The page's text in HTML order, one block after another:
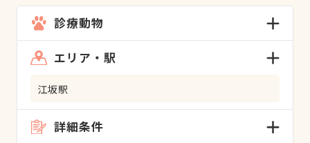
診療動物
エリア・駅
江坂駅
詳細条件